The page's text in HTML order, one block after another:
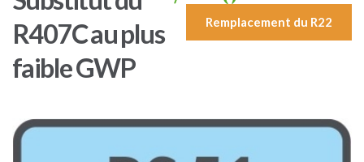
R407C au plus
faible GWP
Remplacement du R22